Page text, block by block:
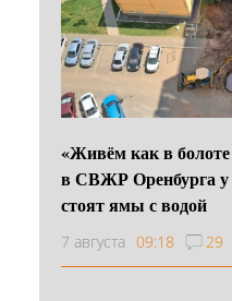
«Живём как в
в СВЖР Оренбурга у
стоят ямы с водой
7 августа 09:18 29